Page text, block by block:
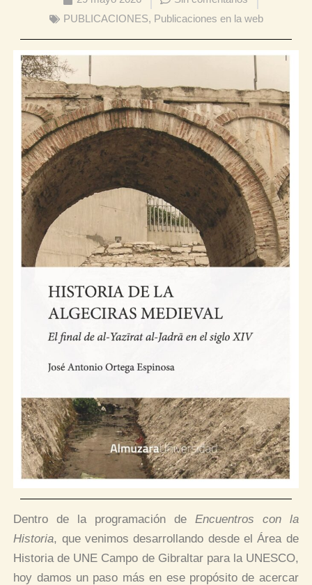
PUBLICACIONES, Publicaciones en la web
Dentro de la programación de Encuentros con la
Historia, que venimos desarrollando desde el Área de
Historia de UNE Campo de Gibraltar para la UNESCO,
hoy damos un paso más en ese propósito de acercar